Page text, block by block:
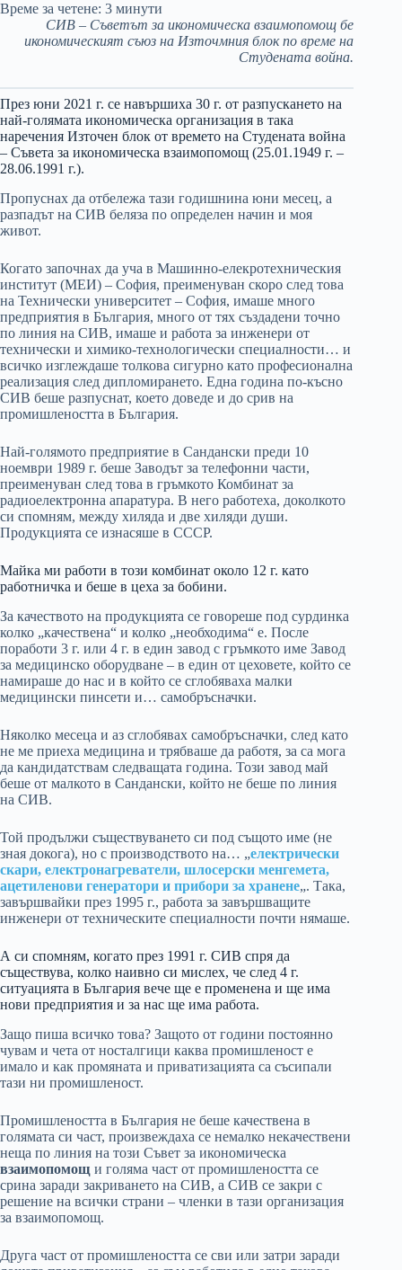
Време за четене: 3 минути
СИВ – Съветът за икономическа взаимопомощ бе
икономическият съюз на Източмния блок по време на
Студената война.
През юни 2021 г. се навършиха 30 г. от разпускането на
най-голямата икономическа организация в така
наречения Източен блок от времето на Студената война
– Съвета за икономическа взаимопомощ (25.01.1949 г. –
28.06.1991 г.).
Пропуснах да отбележа тази годишнина юни месец, а
разпадът на СИВ беляза по определен начин и моя
живот.
Когато започнах да уча в Машинно-елекротехническия
институт (МЕИ) – София, преименуван скоро след това
на Технически университет – София, имаше много
предприятия в България, много от тях създадени точно
по линия на СИВ, имаше и работа за инженери от
технически и химико-технологически специалности… и
всичко изглеждаше толкова сигурно като професионална
реализация след дипломирането. Една година по-късно
СИВ беше разпуснат, което доведе и до срив на
промишлеността в България.
Най-голямото предприятие в Сандански преди 10
ноември 1989 г. беше Заводът за телефонни части,
преименуван след това в гръмкото Комбинат за
радиоелектронна апаратура. В него работеха, доколкото
си спомням, между хиляда и две хиляди души.
Продукцията се изнасяше в СССР.
Майка ми работи в този комбинат около 12 г. като
работничка и беше в цеха за бобини.
За качеството на продукцията се говореше под сурдинка
колко „качествена“ и колко „необходима“ е. После
поработи 3 г. или 4 г. в един завод с гръмкото име Завод
за медицинско оборудване – в един от цеховете, който се
намираше до нас и в който се сглобяваха малки
медицински пинсети и… самобръсначки.
Няколко месеца и аз сглобявах самобръсначки, след като
не ме приеха медицина и трябваше да работя, за са мога
да кандидатствам следващата година. Този завод май
беше от малкото в Сандански, който не беше по линия
на СИВ.
Той продължи съществуването си под същото име (не
зная докога), но с производството на… „електрически
скари, електронагреватели, шлосерски менгемета,
ацетиленови генератори и прибори за хранене„. Така,
завършвайки през 1995 г., работа за завършващите
инженери от техническите специалности почти нямаше.
А си спомням, когато през 1991 г. СИВ спря да
съществува, колко наивно си мислех, че след 4 г.
ситуацията в България вече ще е променена и ще има
нови предприятия и за нас ще има работа.
Защо пиша всичко това? Защото от години постоянно
чувам и чета от носталгици каква промишленост е
имало и как промяната и приватизацията са съсипали
тази ни промишленост.
Промишлеността в България не беше качествена в
голямата си част, произвеждаха се немалко некачествени
неща по линия на този Съвет за икономическа
взаимопомощ и голяма част от промишлеността се
срина заради закриването на СИВ, а СИВ се закри с
решение на всички страни – членки в тази организация
за взаимопомощ.
Друга част от промишлеността се сви или затри заради